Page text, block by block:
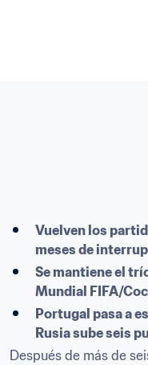
Vuelven los
meses de
Se mantiene el
Mundial FIFA/
Portugal pasa a
Rusia sube seis
Después de más de